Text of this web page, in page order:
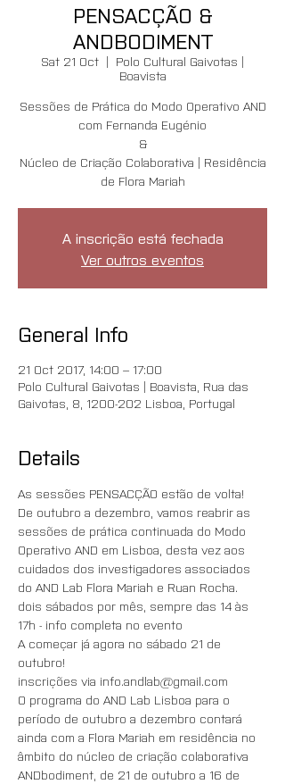
PENSACÇÃO &
ANDBODIMENT
Sat 21 Oct
  |
Polo Cultural Gaivotas |
Boavista
Sessões de Prática do Modo Operativo AND
com Fernanda Eugénio
&
Núcleo de Criação Colaborativa | Residência
de Flora Mariah
A inscrição está fechada
Ver outros eventos
General Info
21 Oct 2017, 14:00 – 17:00
Polo Cultural Gaivotas | Boavista, Rua das
Gaivotas, 8, 1200-202 Lisboa, Portugal
Details
As sessões PENSACÇÃO estão de volta!
De outubro a dezembro, vamos reabrir as
sessões de prática continuada do Modo
Operativo AND em Lisboa, desta vez aos
cuidados dos investigadores associados
do AND Lab Flora Mariah e Ruan Rocha.
dois sábados por mês, sempre das 14 às
17h - info completa no evento
A começar já agora no sábado 21 de
outubro!
inscrições via info.andlab@gmail.com
O programa do AND Lab Lisboa para o
período de outubro a dezembro contará
ainda com a Flora Mariah em residência no
âmbito do núcleo de criação colaborativa
ANDbodiment, de 21 de outubro a 16 de